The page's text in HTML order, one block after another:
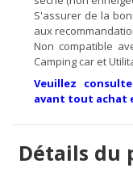
S'assurer de la
aux
Non compatible
Camping car et
Veuillez
avant tout achat
Détails du